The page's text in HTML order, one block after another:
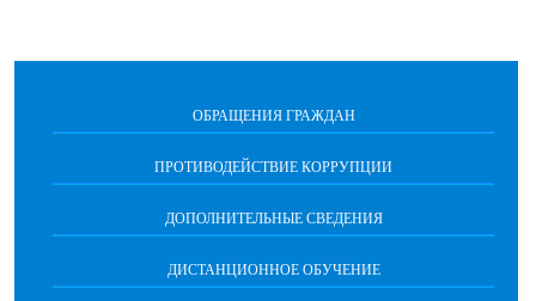
ОБРАЩЕНИЯ ГРАЖДАН
ПРОТИВОДЕЙСТВИЕ КОРРУПЦИИ
ДОПОЛНИТЕЛЬНЫЕ СВЕДЕНИЯ
ДИСТАНЦИОННОЕ ОБУЧЕНИЕ